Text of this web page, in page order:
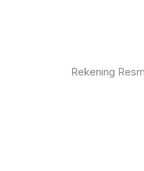
Rekening